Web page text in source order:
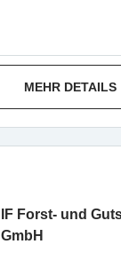
MEHR DETAILS
IF Forst- und
GmbH